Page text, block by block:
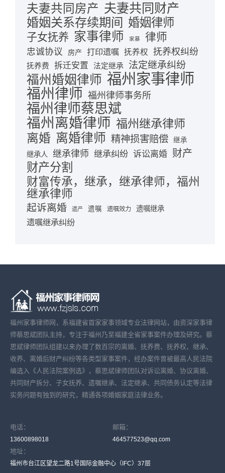
夫妻共同房产 夫妻共同财产
婚姻关系存续期间 婚姻律师
子女抚养 家事律师 家暴 律师
忠诚协议 房产 打印遗嘱 抚养权 抚养权纠纷
抚养费 拆迁安置 法定继承 法定继承纠纷
福州婚姻律师 福州家事律师
福州律师 福州律师事务所
福州律师蔡思斌
福州离婚律师 福州继承律师
离婚 离婚律师 精神损害赔偿 继承
继承人 继承律师 继承纠纷 诉讼离婚 财产
财产分割
财富传承，继承，继承律师，福州
继承律师
起诉离婚 遗产 遗嘱 遗嘱效力 遗嘱继承
遗嘱继承纠纷
福州家事律师网，系福建省首家家事领域专业法律网站，由资深家事律
师蔡思斌团队主持，专注于福州乃至福建全省家事案件办理及研究。蔡
思斌律师团队组建以来办理了数百宗的离婚、抚养费、抚养权、继承、
收养、离婚后财产纠纷等各类型家事案件，经办案件曾被最高人民法院
编选入《人民法院案例选》，蔡思斌律师团队对诉讼离婚、协议离婚、
共同财产拆分、子女抚养、遗嘱继承、法定继承、共同债务认定等法律
实务问题有独到的研究，精通各项婚姻家庭法律业务。
电话：
13600898018
邮箱：
464577523@qq.com
地址：
福州市台江区望龙二路1号国际金融中心（IFC）37层